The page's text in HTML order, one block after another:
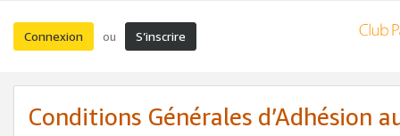
Connexion ou S’inscrire
Conditions Générales d’Adhésion